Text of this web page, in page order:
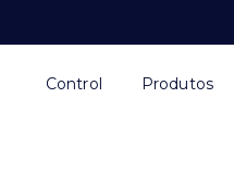
Control Produtos